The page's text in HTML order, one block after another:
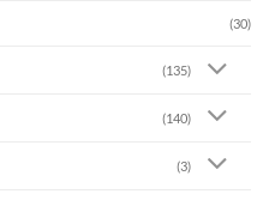
(30)
(135)
(140)
(3)